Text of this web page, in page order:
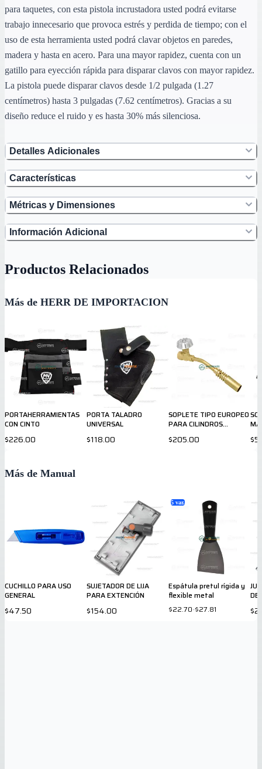
para taquetes, con esta pistola incrustadora usted podrá evitarse
trabajo innecesario que provoca estrés y perdida de tiempo; con el
uso de esta herramienta usted podrá clavar objetos en paredes,
madera y hasta en acero. Para una mayor rapidez, cuenta con un
gatillo para eyección rápida para disparar clavos con mayor rapidez.
La pistola puede disparar clavos desde 1/2 pulgada (1.27
centímetros) hasta 3 pulgadas (7.62 centímetros). Gracias a su
diseño reduce el ruido y es hasta 30% más silenciosa.
Detalles Adicionales
Características
Métricas y Dimensiones
Información Adicional
Productos Relacionados
Más de HERR DE IMPORTACION
PORTAHERRAMIENTAS
CON CINTO
$226.00
PORTA TALADRO
UNIVERSAL
$118.00
SOPLETE TIPO EUROPEO
PARA CILINDROS
$205.00
Más de Manual
CUCHILLO PARA USO
GENERAL
$47.50
SUJETADOR DE LIJA
PARA EXTENCIÓN
$154.00
5 var.
Espátula pretul rígida y
flexible metal
$22.70-$27.81
DE